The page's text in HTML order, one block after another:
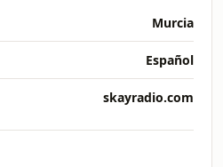
Murcia
Español
skayradio.com